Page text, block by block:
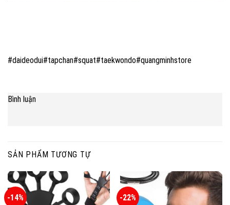
#daideodui#tapchan#squat#taekwondo#quangminhstore
Bình luận
SẢN PHẨM TƯƠNG TỰ
-14% -22%